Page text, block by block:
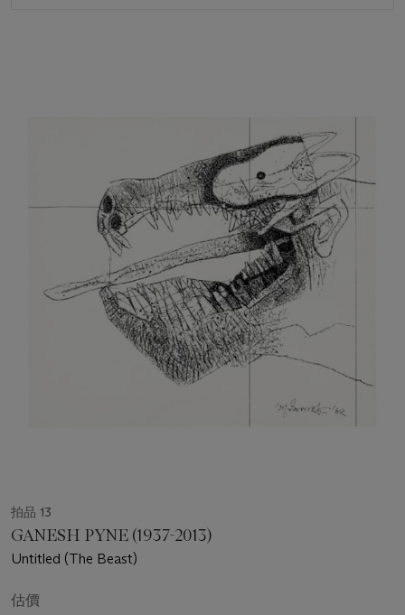
拍品 13
GANESH PYNE (1937-2013)
Untitled (The Beast)
估價